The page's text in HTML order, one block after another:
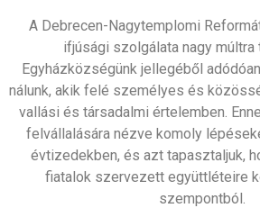
A Debrecen-Nagytemplomi
ifjúsági szolgálata nagy
Egyházközségünk jellegéből
nálunk, akik felé személyes és
vallási és társadalmi értelemben.
felvállalására nézve komoly
évtizedekben, és azt tapasztaljuk,
fiatalok szervezett együttléteire
szempontból.